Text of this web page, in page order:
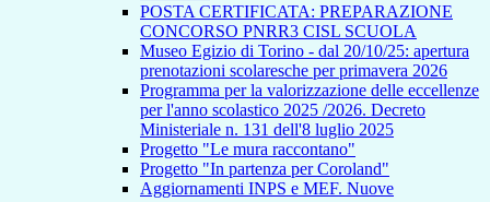
POSTA CERTIFICATA: PREPARAZIONE
CONCORSO PNRR3 CISL SCUOLA
Museo Egizio di Torino - dal 20/10/25: apertura
prenotazioni scolaresche per primavera 2026
Programma per la valorizzazione delle eccellenze
per l'anno scolastico 2025 /2026. Decreto
Ministeriale n. 131 dell'8 luglio 2025
Progetto "Le mura raccontano"
Progetto "In partenza per Coroland"
Aggiornamenti INPS e MEF. Nuove